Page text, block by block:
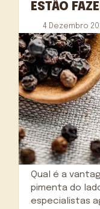
ESTÃO
4 Dezembro
Qual é a
pimenta do
especialistas